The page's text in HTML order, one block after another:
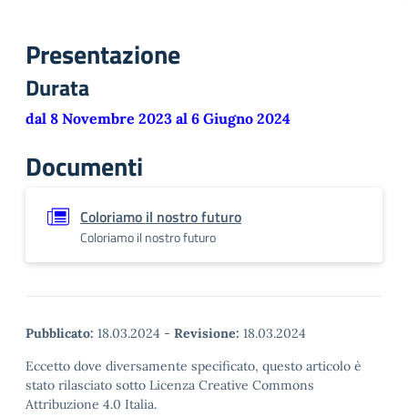
Presentazione
Durata
dal 8 Novembre 2023 al 6 Giugno 2024
Documenti
Coloriamo il nostro futuro
Coloriamo il nostro futuro
Pubblicato: 18.03.2024 - Revisione: 18.03.2024
Eccetto dove diversamente specificato, questo articolo è
stato rilasciato sotto Licenza Creative Commons
Attribuzione 4.0 Italia.